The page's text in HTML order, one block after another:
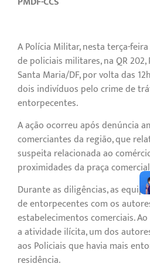
A Polícia Militar, nesta terça-
de policiais militares, na QR 202,
Santa Maria/DF, por volta das
dois indivíduos pelo crime de
entorpecentes.
A ação ocorreu após denúncia
comerciantes da região, que
suspeita relacionada ao
proximidades da praça
Durante as diligências, as
de entorpecentes com os
estabelecimentos comerciais.
a atividade ilícita, um dos
aos Policiais que havia mais
residência.